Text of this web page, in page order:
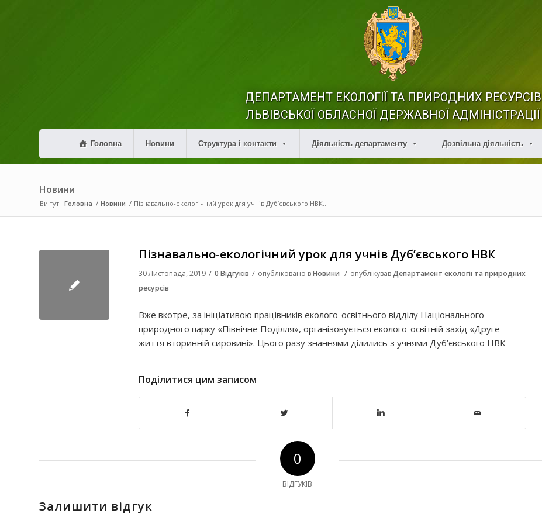
ДЕПАРТАМЕНТ ЕКОЛОГІЇ ТА ПРИРОДНИХ РЕСУРСІВ
ЛЬВІВСЬКОЇ ОБЛАСНОЇ ДЕРЖАВНОЇ АДМІНІСТРАЦІЇ
Головна Новини Структура і контакти Діяльність департаменту Дозвільна діяльність
Новини
Ви тут: Головна / Новини / Пізнавально-екологічний урок для учнів Дуб’євського НВК...
Пізнавально-екологічний урок для учнів Дуб’євського НВК
30 Листопада, 2019 / 0 Відгуків / опубліковано вНовини / опублікувавДепартамент екології та природних
ресурсів
Вже вкотре, за ініціативою працівників еколого-освітнього відділу Національного
природного парку «Північне Поділля», організовується еколого-освітній захід «Друге
життя вторинній сировині». Цього разу знаннями ділились з учнями Дуб’євського НВК
Поділитися цим записом
0
ВІДГУКІВ
Залишити відгук